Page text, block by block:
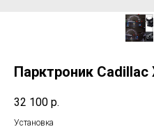
Парктроник Cadillac
32 100 р.
Установка